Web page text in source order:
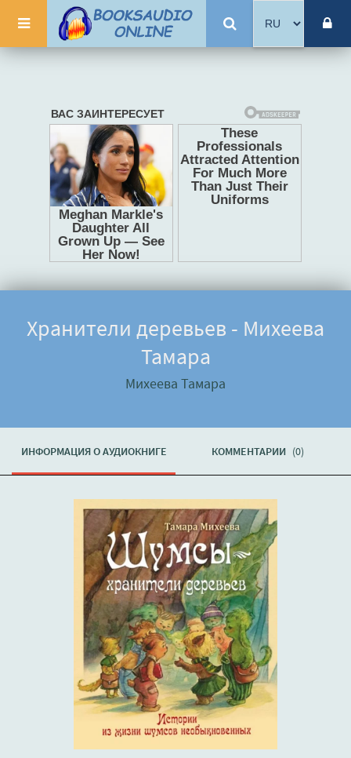
Хранители деревьев - Михеева
Тамара
Михеева Тамара
ИНФОРМАЦИЯ О АУДИОКНИГЕ КОММЕНТАРИИ (0)